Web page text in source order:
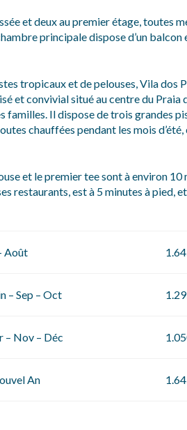
et deux au premier étage, toutes
principale dispose d’un balcon
tropicaux et de pelouses, Vila dos
et convivial situé au centre du Praia
familles. Il dispose de trois grandes
chauffées pendant les mois d’été,
et le premier tee sont à environ 10
restaurants, est à 5 minutes à pied,
Août
– Sep – Oct
– Nov – Déc
An